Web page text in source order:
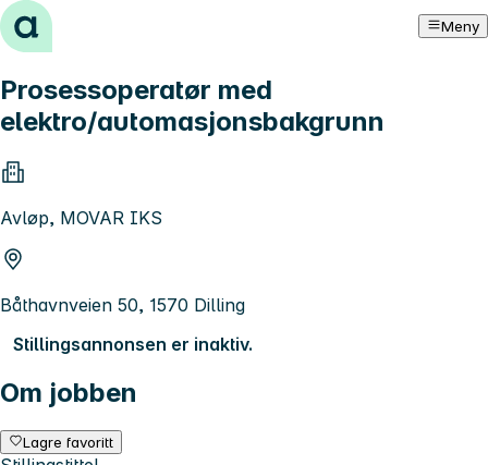
Hopp til innhold Meny
Prosessoperatør med
elektro/automasjonsbakgrunn
Avløp, MOVAR IKS
Båthavnveien 50, 1570 Dilling
Stillingsannonsen er inaktiv.
Om jobben
Lagre favoritt